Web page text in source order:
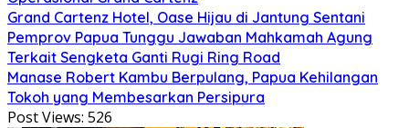
Grand Cartenz Hotel, Oase Hijau di Jantung Sentani
Pemprov Papua Tunggu Jawaban Mahkamah Agung
Terkait Sengketa Ganti Rugi Ring Road
Manase Robert Kambu Berpulang, Papua Kehilangan
Tokoh yang Membesarkan Persipura
Post Views: 526